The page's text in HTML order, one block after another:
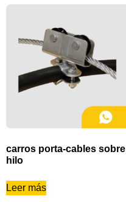
carros porta-cables sobre
hilo
Leer más